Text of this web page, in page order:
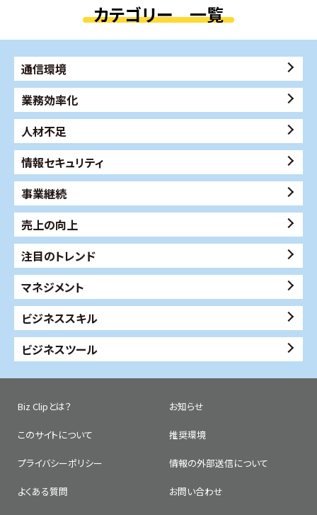
カテゴリー 一覧
通信環境
業務効率化
人材不足
情報セキュリティ
事業継続
売上の向上
注目のトレンド
マネジメント
ビジネススキル
ビジネスツール
Biz Clipとは？ お知らせ
このサイトについて 推奨環境
プライバシーポリシー 情報の外部送信について
よくある質問 お問い合わせ